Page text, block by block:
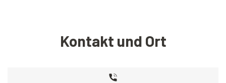
Kontakt und Ort